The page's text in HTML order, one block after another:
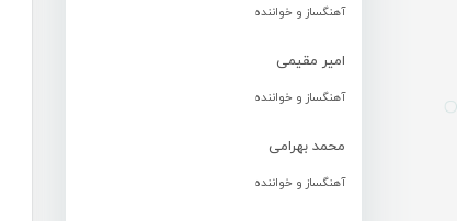
آهنگساز و خواننده
امیر مقیمی
آهنگساز و خواننده
محمد بهرامی
آهنگساز و خواننده